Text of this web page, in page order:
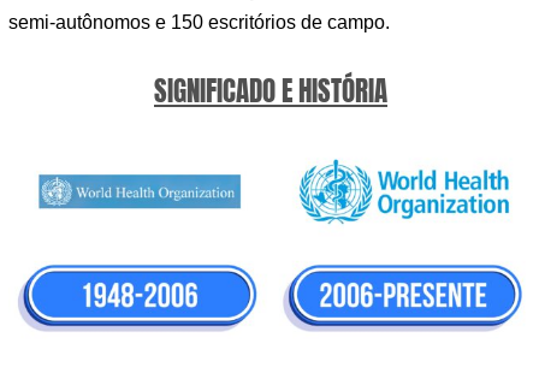
semi-autônomos e 150 escritórios de campo.
SIGNIFICADO E HISTÓRIA